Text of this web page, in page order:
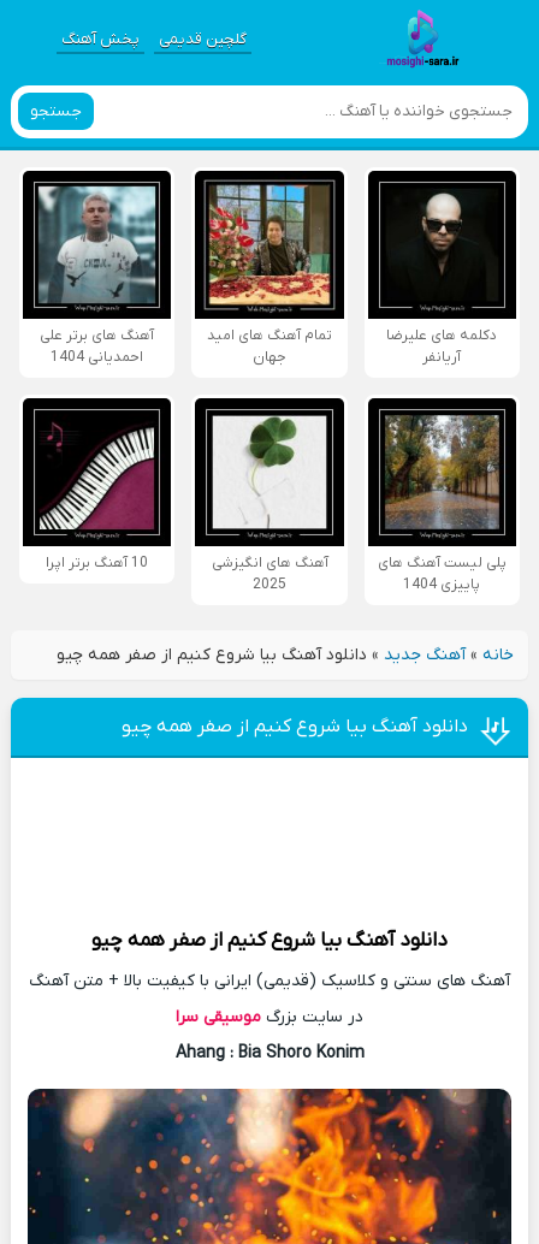
گلچین قدیمی پخش آهنگ
جستجو
دکلمه های علیرضا
آریانفر
تمام آهنگ های امید
جهان
آهنگ های برتر علی
احمدیانی 1404
پلی لیست آهنگ های
پاییزی 1404
آهنگ های انگیزشی
2025
10 آهنگ برتر اپرا
خانه»آهنگ جدید » دانلود آهنگ بیا شروع کنیم از صفر همه چیو
دانلود آهنگ بیا شروع کنیم از صفر همه چیو
دانلود آهنگبیا شروع کنیم از صفر همه چیو
آهنگ های سنتی و کلاسیک (قدیمی) ایرانی با کیفیت بالا + متن آهنگ
در سایت بزرگ موسیقی سرا
Ahang : Bia Shoro Konim